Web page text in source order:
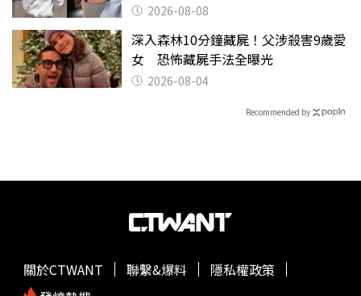
2026-08-08
深入森林10分鐘藏屍！父涉殺害9歲愛
女 恐怖藏屍手法全曝光
2026-08-04
Recommended by
關於CTWANT 聯繫&爆料
隱私權政策